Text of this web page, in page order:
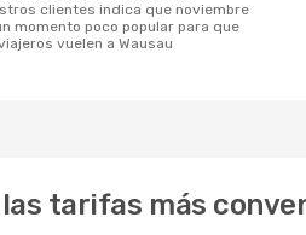
clientes indica que noviembre
momento poco popular para que
vuelen a Wausau
las tarifas más